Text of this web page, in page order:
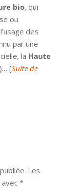
bio, qui
ou
des
par une
la Haute
[Suite de
Les
*